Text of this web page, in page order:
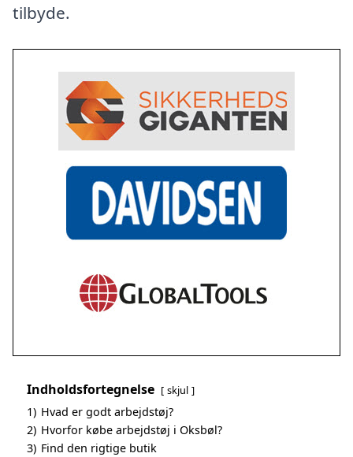
tilbyde.
Indholdsfortegnelse skjul
1) Hvad er godt arbejdstøj?
2) Hvorfor købe arbejdstøj i Oksbøl?
3) Find den rigtige butik